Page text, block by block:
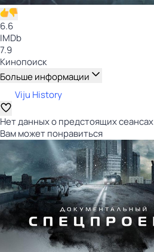
6.6
IMDb
7.9
Кинопоиск
Больше информации
Viju History
Нет данных о предстоящих сеансах
Вам может понравиться